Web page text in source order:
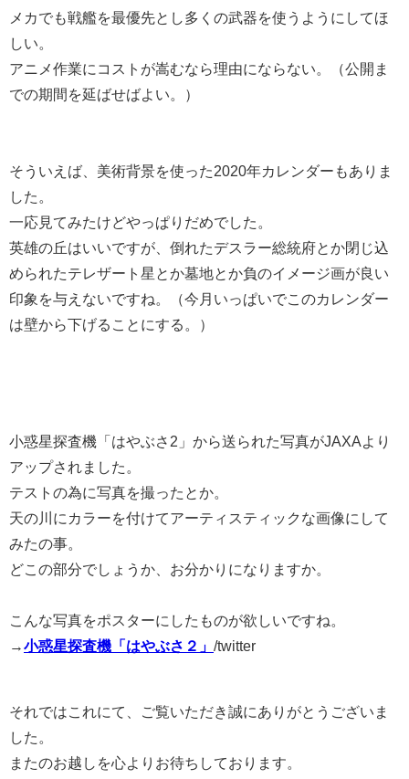
メカでも戦艦を最優先とし多くの武器を使うようにしてほ
しい。
アニメ作業にコストが嵩むなら理由にならない。（公開ま
での期間を延ばせばよい。）
そういえば、美術背景を使った2020年カレンダーもありま
した。
一応見てみたけどやっぱりだめでした。
英雄の丘はいいですが、倒れたデスラー総統府とか閉じ込
められたテレザート星とか墓地とか負のイメージ画が良い
印象を与えないですね。（今月いっぱいでこのカレンダー
は壁から下げることにする。）
小惑星探査機「はやぶさ2」から送られた写真がJAXAより
アップされました。
テストの為に写真を撮ったとか。
天の川にカラーを付けてアーティスティックな画像にして
みたの事。
どこの部分でしょうか、お分かりになりますか。
こんな写真をポスターにしたものが欲しいですね。
→小惑星探査機「はやぶさ２」 /twitter
それではこれにて、ご覧いただき誠にありがとうございま
した。
またのお越しを心よりお待ちしております。